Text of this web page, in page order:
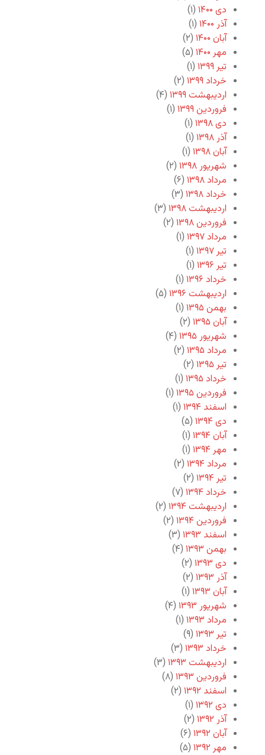
دی ۱۴۰۰
(۱)
آذر ۱۴۰۰
(۱)
آبان ۱۴۰۰
(۲)
مهر ۱۴۰۰
(۵)
تیر ۱۳۹۹
(۱)
خرداد ۱۳۹۹
(۲)
اردیبهشت ۱۳۹۹
(۴)
فروردین ۱۳۹۹
(۱)
دی ۱۳۹۸
(۱)
آذر ۱۳۹۸
(۱)
آبان ۱۳۹۸
(۱)
شهریور ۱۳۹۸
(۲)
مرداد ۱۳۹۸
(۶)
خرداد ۱۳۹۸
(۳)
اردیبهشت ۱۳۹۸
(۳)
فروردین ۱۳۹۸
(۲)
مرداد ۱۳۹۷
(۱)
تیر ۱۳۹۷
(۱)
تیر ۱۳۹۶
(۱)
خرداد ۱۳۹۶
(۱)
اردیبهشت ۱۳۹۶
(۵)
بهمن ۱۳۹۵
(۱)
آبان ۱۳۹۵
(۲)
شهریور ۱۳۹۵
(۴)
مرداد ۱۳۹۵
(۲)
تیر ۱۳۹۵
(۲)
خرداد ۱۳۹۵
(۱)
فروردین ۱۳۹۵
(۱)
اسفند ۱۳۹۴
(۱)
دی ۱۳۹۴
(۵)
آبان ۱۳۹۴
(۱)
مهر ۱۳۹۴
(۱)
مرداد ۱۳۹۴
(۲)
تیر ۱۳۹۴
(۲)
خرداد ۱۳۹۴
(۷)
اردیبهشت ۱۳۹۴
(۲)
فروردین ۱۳۹۴
(۲)
اسفند ۱۳۹۳
(۳)
بهمن ۱۳۹۳
(۴)
دی ۱۳۹۳
(۲)
آذر ۱۳۹۳
(۲)
آبان ۱۳۹۳
(۱)
شهریور ۱۳۹۳
(۴)
مرداد ۱۳۹۳
(۱)
تیر ۱۳۹۳
(۹)
خرداد ۱۳۹۳
(۳)
اردیبهشت ۱۳۹۳
(۳)
فروردین ۱۳۹۳
(۸)
اسفند ۱۳۹۲
(۲)
دی ۱۳۹۲
(۱)
آذر ۱۳۹۲
(۲)
آبان ۱۳۹۲
(۶)
مهر ۱۳۹۲
(۵)